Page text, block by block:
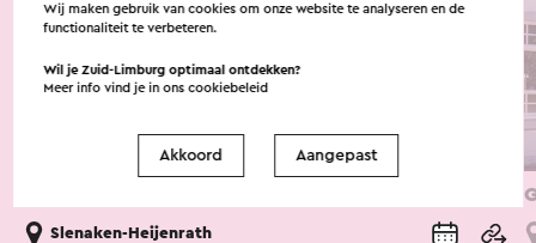
Slenaken-Heijenrath
Wij maken gebruik van cookies om onze website te analyseren en de
functionaliteit te verbeteren.
Wil je Zuid-Limburg optimaal ontdekken?
Meer info vind je in onscookiebeleid
Akkoord Aangepast